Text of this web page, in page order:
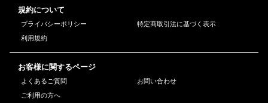
規約について
プライバシーポリシー
特定商取引法に基づく表示
利用規約
お客様に関するページ
よくあるご質問
お問い合わせ
ご利用の方へ